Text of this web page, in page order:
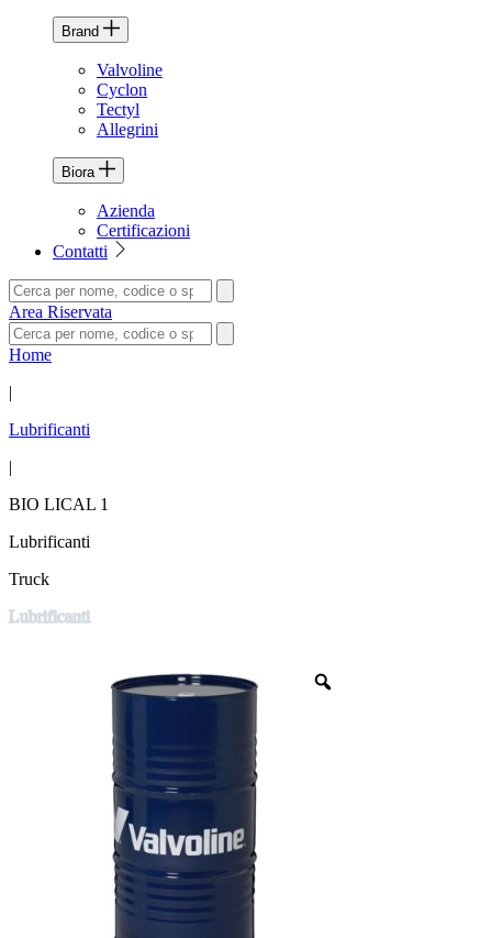
Brand
Valvoline
Cyclon
Tectyl
Allegrini
Biora
Azienda
Certificazioni
Contatti
Area Riservata
Home
|
Lubrificanti
|
BIO LICAL 1
Lubrificanti
Truck
Lubrificanti